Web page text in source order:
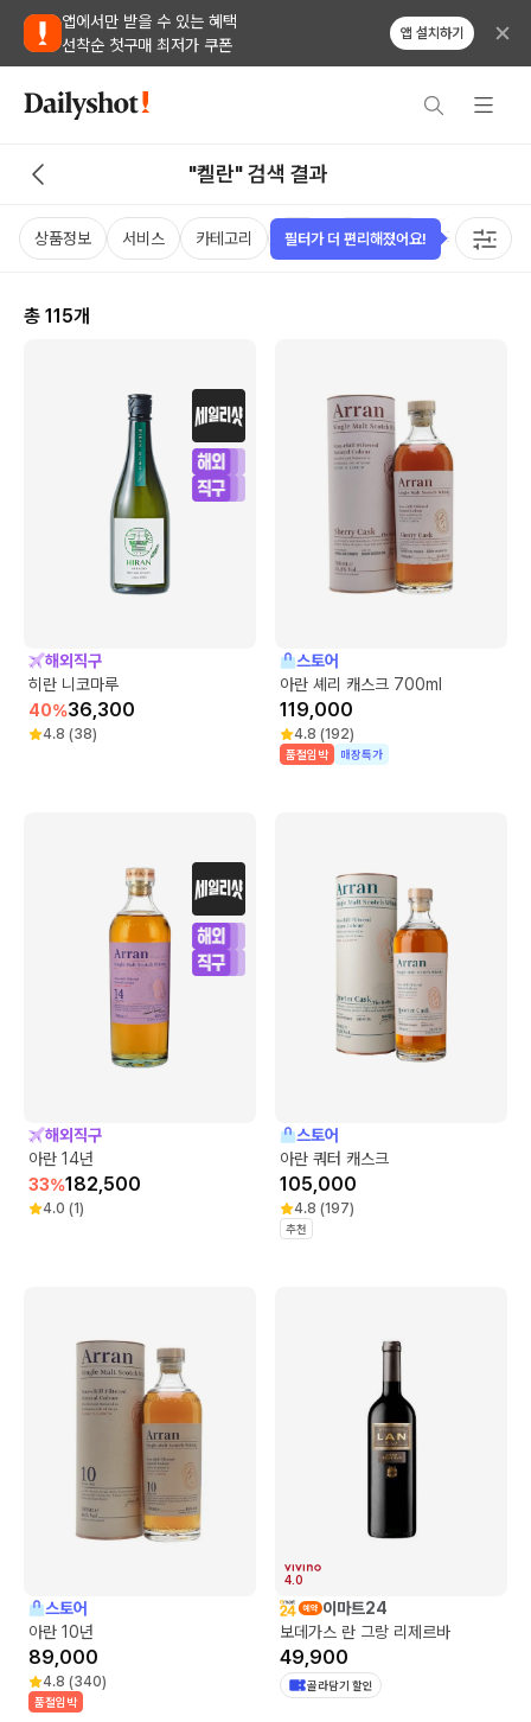
앱에서만 받을 수 있는 혜택
선착순 첫구매 최저가 쿠폰
앱 설치하기
"켈란" 검색 결과
상품정보 서비스 카테고리 가격 비비노점수 국가 용량
총 115개
해외직구
히란 니코마루
40%36,300
4.8 (38)
스토어
아란 셰리 캐스크 700ml
119,000
4.8 (192)
품절임박 매장특가
해외직구
아란 14년
33%182,500
4.0 (1)
스토어
아란 쿼터 캐스크
105,000
4.8 (197)
추천
스토어
아란 10년
89,000
4.8 (340)
품절임박
4.0
이마트24
보데가스 란 그랑 리제르바
49,900
골라담기 할인
필터가 더 편리해졌어요!